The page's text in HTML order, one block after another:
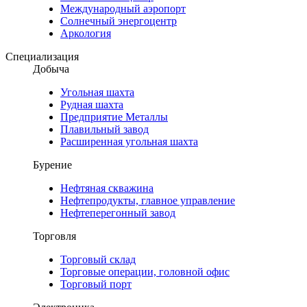
Международный аэропорт
Солнечный энергоцентр
Аркология
Специализация
Добыча
Угольная шахта
Рудная шахта
Предприятие Металлы
Плавильный завод
Расширенная угольная шахта
Бурение
Нефтяная скважина
Нефтепродукты, главное управление
Нефтеперегонный завод
Торговля
Торговый склад
Торговые операции, головной офис
Торговый порт